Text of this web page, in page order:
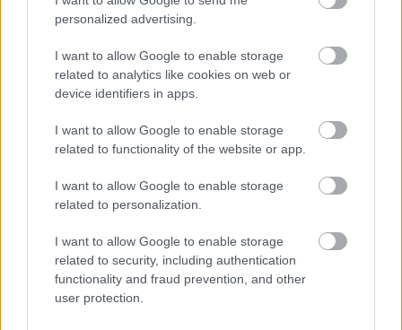
personalized advertising.
I want to allow Google to enable storage
related to analytics like cookies on web or
device identifiers in apps.
I want to allow Google to enable storage
related to functionality of the website or app.
I want to allow Google to enable storage
related to personalization.
I want to allow Google to enable storage
related to security, including authentication
functionality and fraud prevention, and other
user protection.
Az Eyeseecam egy olyan fejre szerelhető kamera,
mely a szemmozgásoknak megfelelően pásztázza és
rögzíti az eseményeket. Fogászatban, sebészetben
tervezik alkalmazni.
Röviden ennyi. Az előadásom után, mely arról szólt,
hogy a web 2.0 újabb eszközei hogyan változtatják
meg a praktizálást, sok kérdés volt aWebicináról
melyről úgyis akartam egy külön posztot írni.
Holnap pihenőnap, aztán utazom haza.